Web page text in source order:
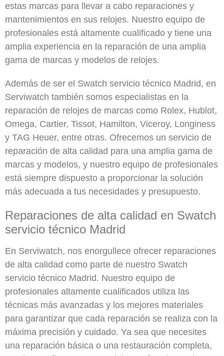
estas marcas para llevar a cabo reparaciones y
mantenimientos en sus relojes. Nuestro equipo de
profesionales está altamente cualificado y tiene una
amplia experiencia en la reparación de una amplia
gama de marcas y modelos de relojes.
Además de ser el Swatch servicio técnico Madrid, en
Serviwatch también somos especialistas en la
reparación de relojes de marcas como Rolex, Hublot,
Omega, Cartier, Tissot, Hamilton, Viceroy, Longiness
y TAG Heuer, entre otras. Ofrecemos un servicio de
reparación de alta calidad para una amplia gama de
marcas y modelos, y nuestro equipo de profesionales
está siempre dispuesto a proporcionar la solución
más adecuada a tus necesidades y presupuesto.
Reparaciones de alta calidad en Swatch
servicio técnico Madrid
En Serviwatch, nos enorgullece ofrecer reparaciones
de alta calidad como parte de nuestro Swatch
servicio técnico Madrid. Nuestro equipo de
profesionales altamente cualificados utiliza las
técnicas más avanzadas y los mejores materiales
para garantizar que cada reparación se realiza con la
máxima precisión y cuidado. Ya sea que necesites
una reparación básica o una restauración completa,